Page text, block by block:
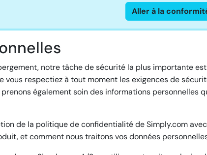
Aller à la
notre tâche de sécurité la plus importante
vous respectiez à tout moment les exigences de
également soin des informations personnelles
de la politique de confidentialité de Simply.com
et comment nous traitons vos données